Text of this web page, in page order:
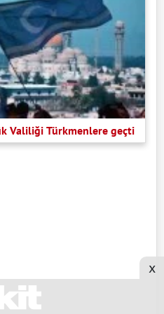
Valiliği Türkmenlere geçti
x